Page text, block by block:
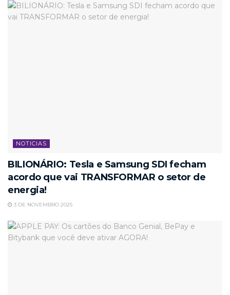
NOTICIAS
BILIONÁRIO: Tesla e Samsung SDI fecham
acordo que vai TRANSFORMAR o setor de
energia!
3 DE NOVEMBRO 2025